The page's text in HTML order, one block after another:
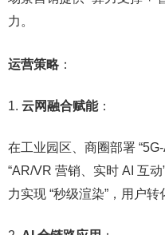
力。​
运营策略：​
云网融合赋能：​
在工业园区、商圈部署
“AR/VR 营销、实时 AI 互
力实现 “秒级渲染”，用户转